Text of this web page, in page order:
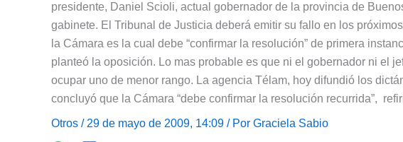
presidente, Daniel Scioli, actual gobernador de la provincia de
gabinete. El Tribunal de Justicia deberá emitir su fallo en los
la Cámara es la cual debe “confirmar la resolución” de primera
planteó la oposición. Lo mas probable es que ni el gobernador ni el
ocupar uno de menor rango. La agencia Télam, hoy difundió los
concluyó que la Cámara “debe confirmar la resolución recurrida”,
Otros / 29 de mayo de 2009, 14:09 / Por Graciela Sabio